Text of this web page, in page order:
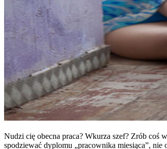
Nudzi cię obecna praca? Wkurza szef? Zrób coś
spodziewać dyplomu „pracownika miesiąca”,